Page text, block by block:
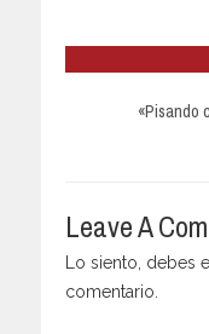
«Pisando
Leave A
Lo siento, debes
comentario.